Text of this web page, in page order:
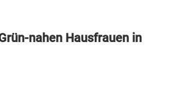
nahen Hausfrauen in